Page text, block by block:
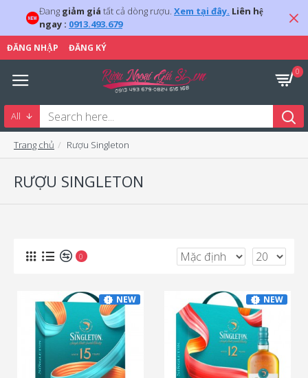
Đang giảm giá tất cả dòng rượu. Xem tại đây. Liên hệ
ngay : 0913.493.679
ĐĂNG NHẬP ĐĂNG KÝ
0
All
Trang chủ Rượu Singleton
RƯỢU SINGLETON
0
NEW NEW